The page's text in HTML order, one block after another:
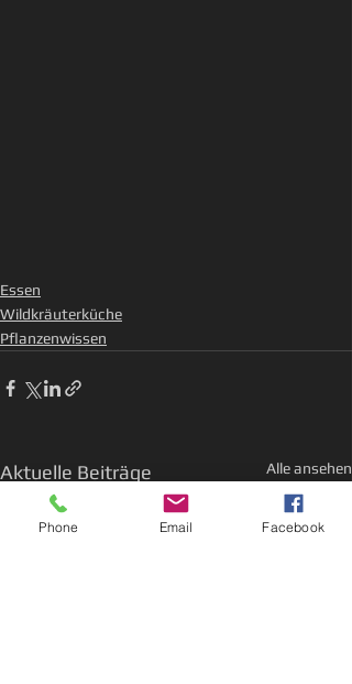
Essen
Wildkräuterküche
Pflanzenwissen
Aktuelle Beiträge Alle ansehen
Phone Email Facebook